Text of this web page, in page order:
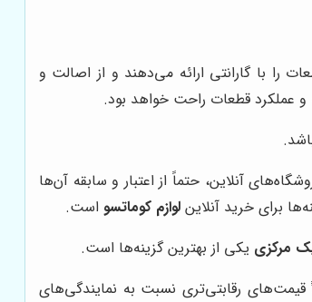
را با گارانتی ارائه می‌دهند و از اصالت و
و عملکرد قطعات راحت خواهد بود.
آنلاین، حتماً از اعتبار و سابقه آن‌ها
برای خرید آنلاین لوازم کوماتسواست.
مرکزی یکی از بهترین گزینه‌ها است.
قیمت‌های رقابتی‌تری نسبت به نمایندگی‌های